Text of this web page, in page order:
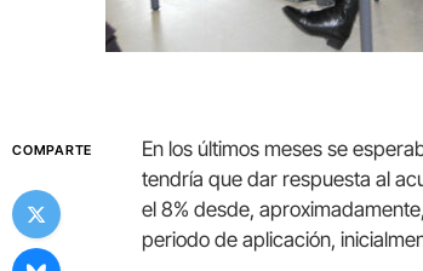
COMPARTE
En los últimos meses se
tendría que dar respuesta al
el 8% desde,
periodo de aplicación,